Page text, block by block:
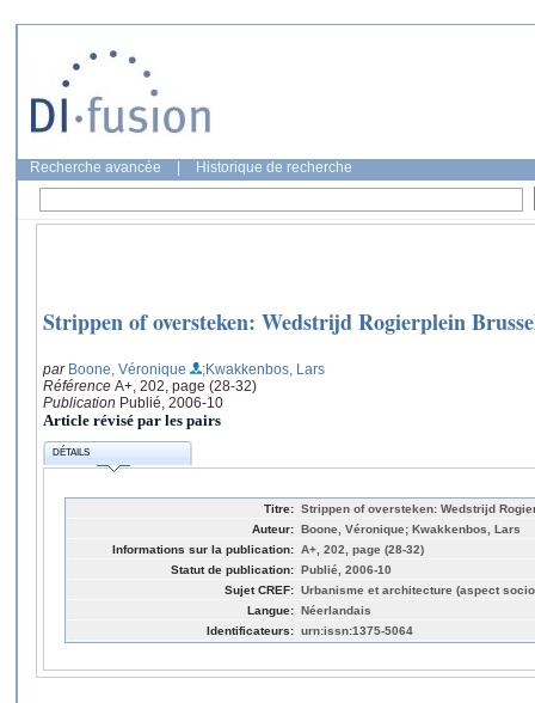
Recherche avancée Historique de recherche
Strippen of oversteken: Wedstrijd Rogierplein
par Boone, Véronique
;Kwakkenbos, Lars
Référence A+, 202, page (28-32)
Publication Publié, 2006-10
Article révisé par les pairs
DÉTAILS
Titre: Strippen of oversteken: Wedstrijd
Auteur: Boone, Véronique; Kwakkenbos, Lars
Informations sur la publication: A+, 202, page (28-32)
Statut de publication: Publié, 2006-10
Sujet CREF: Urbanisme et architecture (aspect
Langue: Néerlandais
Identificateurs: urn:issn:1375-5064